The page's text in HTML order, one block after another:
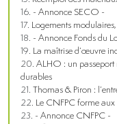
- Annonce SECO -
Logements
La maîtrise d’œuvre
ALHO : un passeport
durables
Thomas & Piron :
Le CNFPC forme
- Annonce CNFPC -